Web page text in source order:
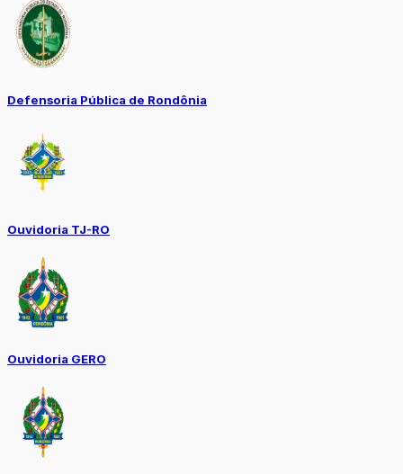
Defensoria Pública de Rondônia
Ouvidoria TJ-RO
Ouvidoria GERO